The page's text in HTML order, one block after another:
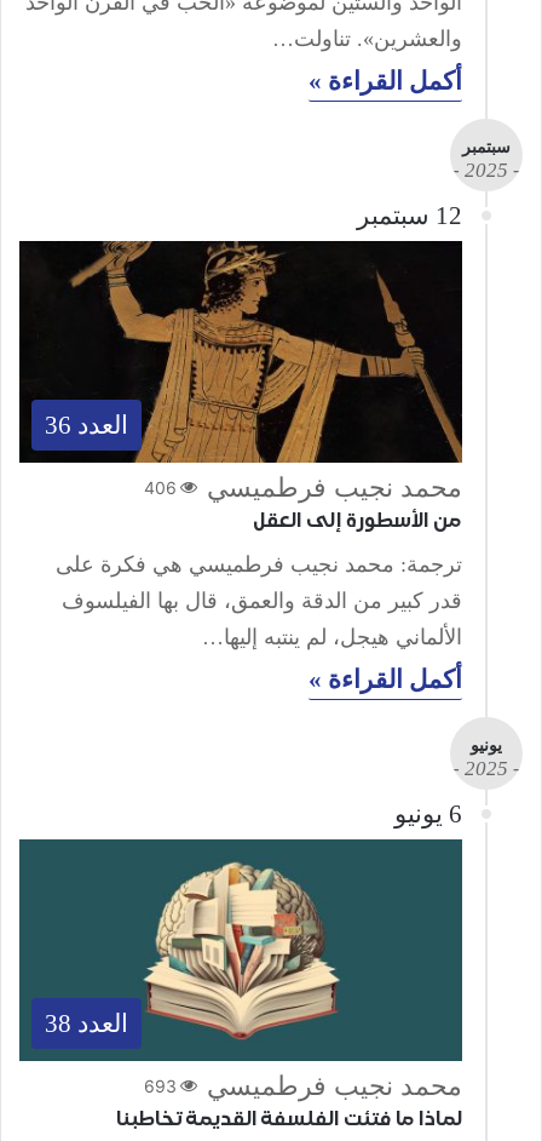
والعشرين». تناولت…
أكمل القراءة »
سبتمبر
- 2025 -
12 سبتمبر
العدد 36
محمد نجيب فرطميسي 406
من الأسطورة إلى العقل
ترجمة: محمد نجيب فرطميسي هي فكرة على
قدر كبير من الدقة والعمق، قال بها الفيلسوف
الألماني هيجل، لم ينتبه إليها…
أكمل القراءة »
يونيو
- 2025 -
6 يونيو
العدد 38
محمد نجيب فرطميسي 693
لماذا ما فتئت الفلسفة القديمة تخاطبنا